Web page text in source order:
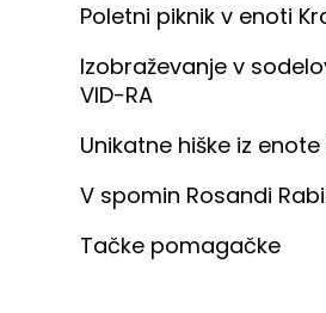
Poletni piknik v enoti
Izobraževanje v
VID-RA
Unikatne hiške iz
V spomin Rosandi
Tačke pomagačke